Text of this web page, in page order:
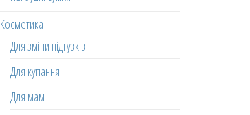
Косметика
Для зміни підгузків
Для купання
Для мам